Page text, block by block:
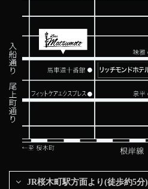
JR桜木町駅方面より(徒歩約5分)